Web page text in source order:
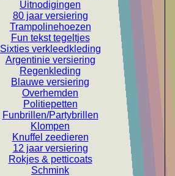
Uitnodigingen
80 jaar versiering
Trampolinehoezen
Fun tekst tegeltjes
Sixties verkleedkleding
Argentinie versiering
Regenkleding
Blauwe versiering
Overhemden
Politiepetten
Funbrillen/Partybrillen
Klompen
Knuffel zeedieren
12 jaar versiering
Rokjes & petticoats
Schmink